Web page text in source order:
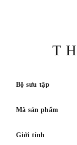
Trọng lượng (g)
chạy bằng pin.
Bộ sưu tập
Mã sản phẩm
Giới tính